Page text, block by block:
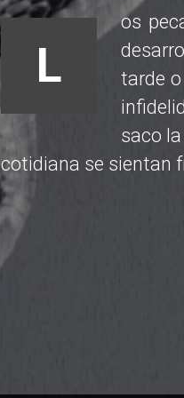
L
os
tarde
saco
cotidiana se sientan